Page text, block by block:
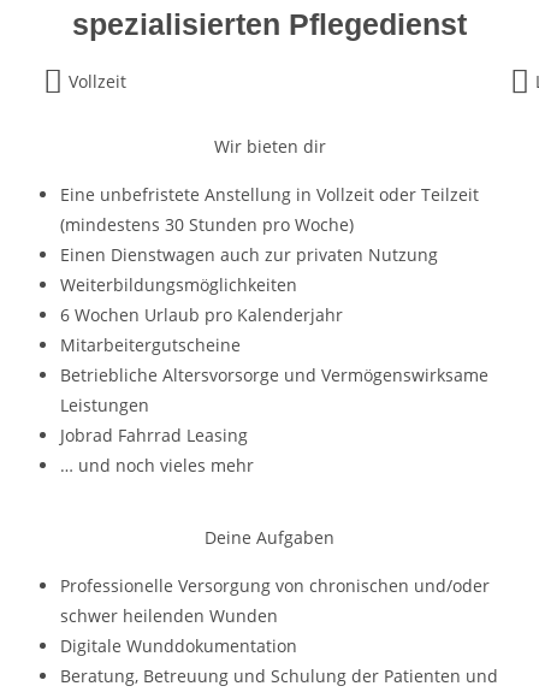
spezialisierten Pflegedienst
Vollzeit
Wir bieten dir
Eine unbefristete Anstellung in Vollzeit oder Teilzeit
(mindestens 30 Stunden pro Woche)
Einen Dienstwagen auch zur privaten Nutzung
Weiterbildungsmöglichkeiten
6 Wochen Urlaub pro Kalenderjahr
Mitarbeitergutscheine
Betriebliche Altersvorsorge und Vermögenswirksame
Leistungen
Jobrad Fahrrad Leasing
… und noch vieles mehr
Deine Aufgaben
Professionelle Versorgung von chronischen und/oder
schwer heilenden Wunden
Digitale Wunddokumentation
Beratung, Betreuung und Schulung der Patienten und